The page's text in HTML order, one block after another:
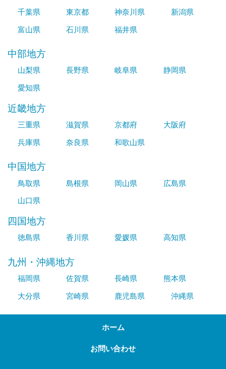
千葉県
東京都 神奈川県
新潟県
富山県
石川県 福井県
中部地方
山梨県 長野県 岐阜県
静岡県
愛知県
近畿地方
三重県 滋賀県 京都府
大阪府
兵庫県
奈良県 和歌山県
中国地方
鳥取県 島根県 岡山県
広島県
山口県
四国地方
徳島県 香川県 愛媛県 高知県
九州・沖縄地方
福岡県 佐賀県 長崎県
熊本県
大分県
宮崎県 鹿児島県 沖縄県
ホーム
お問い合わせ